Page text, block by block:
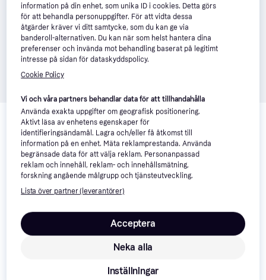
Relaterade produkter
Vi har plockat fram ett urval av produkter som kanske skulle
intressera dig. Visa alla
Trendande
information på din enhet, som unika ID i cookies. Detta görs
för att behandla personuppgifter. För att vidta dessa
åtgärder kräver vi ditt samtycke, som du kan ge via
banderoll-alternativen. Du kan när som helst hantera dina
preferenser och invända mot behandling baserat på legitimt
intresse på sidan för dataskyddspolicy.
Cookie Policy
Vi och våra partners behandlar data för att tillhandahålla
Använda exakta uppgifter om geografisk positionering.
Aktivt läsa av enhetens egenskaper för
identifieringsändamål. Lagra och/eller få åtkomst till
information på en enhet. Mäta reklamprestanda. Använda
begränsade data för att välja reklam. Personanpassad
reklam och innehåll, reklam- och innehållsmätning,
forskning angående målgrupp och tjänsteutveckling.
Lista över partner (leverantörer)
Neka alla
Acceptera
Inställningar